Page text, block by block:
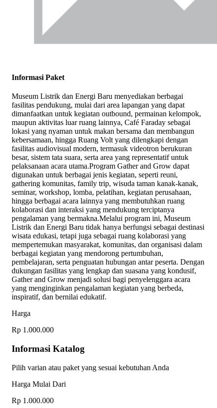
Informasi Paket
Museum Listrik dan Energi Baru menyediakan berbagai
fasilitas pendukung, mulai dari area lapangan yang dapat
dimanfaatkan untuk kegiatan outbound, permainan kelompok,
maupun aktivitas luar ruang lainnya, Café Faraday sebagai
lokasi yang nyaman untuk makan bersama dan membangun
kebersamaan, hingga Ruang Volt yang dilengkapi dengan
fasilitas audiovisual modern, termasuk videotron berukuran
besar, sistem tata suara, serta area yang representatif untuk
pelaksanaan acara utama.Program Gather and Grow dapat
digunakan untuk berbagai jenis kegiatan, seperti reuni,
gathering komunitas, family trip, wisuda taman kanak-kanak,
seminar, workshop, lomba, pelatihan, kegiatan perusahaan,
hingga berbagai acara lainnya yang membutuhkan ruang
kolaborasi dan interaksi yang mendukung terciptanya
pengalaman yang bermakna.Melalui program ini, Museum
Listrik dan Energi Baru tidak hanya berfungsi sebagai destinasi
wisata edukasi, tetapi juga sebagai ruang kolaborasi yang
mempertemukan masyarakat, komunitas, dan organisasi dalam
berbagai kegiatan yang mendorong pertumbuhan,
pembelajaran, serta penguatan hubungan antar peserta. Dengan
dukungan fasilitas yang lengkap dan suasana yang kondusif,
Gather and Grow menjadi solusi bagi penyelenggara acara
yang menginginkan pengalaman kegiatan yang berbeda,
inspiratif, dan bernilai edukatif.
Harga
Rp 1.000.000
Informasi Katalog
Pilih varian atau paket yang sesuai kebutuhan Anda
Harga Mulai Dari
Rp 1.000.000